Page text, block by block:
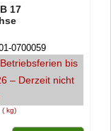
17
kg
0700059
Betriebsferien bis
– Derzeit nicht